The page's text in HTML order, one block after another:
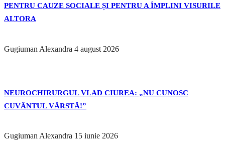
PENTRU CAUZE SOCIALE ȘI PENTRU A ÎMPLINI VISURILE
ALTORA
Gugiuman Alexandra 4 august 2026
NEUROCHIRURGUL VLAD CIUREA: „NU CUNOSC
CUVÂNTUL VÂRSTĂ!”
Gugiuman Alexandra 15 iunie 2026